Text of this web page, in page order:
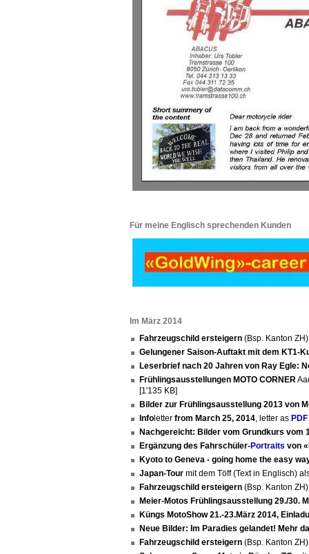
Für meine Englisch sprechenden Kunden
Im März 2014
Fahrzeugschild ersteigern (Bsp. Kanton
Gelungener Saison-Auftakt mit dem KT1-
Leserbrief nach 20 Jahren von Ray Egle:
Frühlingsausstellungen MOTO CORNER
[1'135 KB]
Bilder zur Frühlingsausstellung 2013 von
Info letter from March 25, 2014, letter as PDF
Nachgereicht: Bilder vom Grundkurs vom
Ergänzung des Fahrschüler-Portraits von
Kyoto to Geneva - going home the easy
Japan-Tour mit dem Töff (Text in Englisch)
Fahrzeugschild ersteigern (Bsp. Kanton
Meier-Motos Frühlingsausstellung 29./30.
Küngs MotoShow 21.-23.März 2014,
Neue Bilder: Im Paradies gelandet! Mehr
Fahrzeugschild ersteigern (Bsp. Kanton